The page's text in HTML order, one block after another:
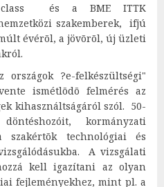
class és a BME ITTK
szakemberek, ifjú
évérõl, a jövõrõl, új üzleti
?e-felkészültségi"
ismétlõdõ felmérés az
kihasználtságáról szól. 50-
kormányzati
technológiai és
A vizsgálati
kell igazítani az olyan
fejleményekhez, mint pl. a